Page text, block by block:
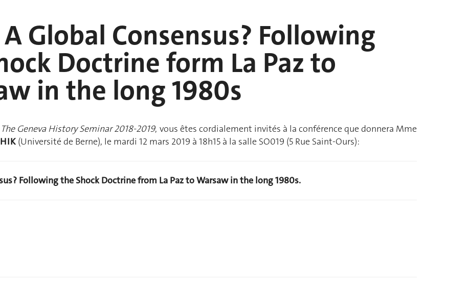
Global Consensus? Following
Doctrine form La Paz to
in the long 1980s
The Geneva History Seminar 2018-2019, vous êtes cordialement invités à la conférence que donnera Mme
(Université de Berne), le mardi 12 mars 2019 à 18h15 à la salle SO019 (5 Rue Saint-Ours):
? Following the Shock Doctrine from La Paz to Warsaw in the long 1980s.